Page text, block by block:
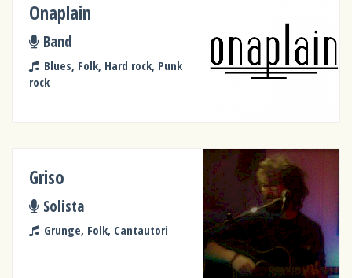
Onaplain
Band
Blues, Folk, Hard rock, Punk
rock
Griso
Solista
Grunge, Folk, Cantautori